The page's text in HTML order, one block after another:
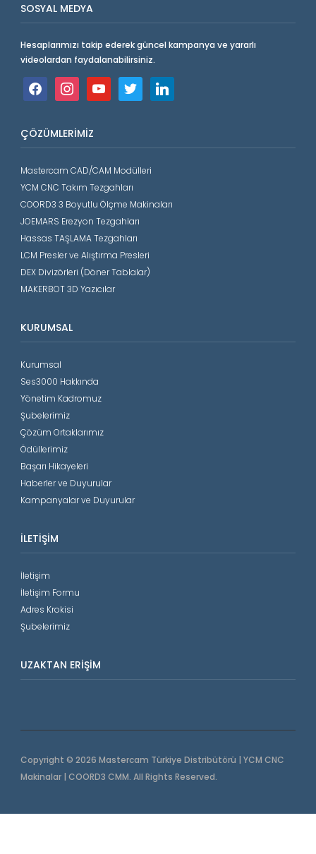
SOSYAL MEDYA
Hesaplarımızı takip ederek güncel kampanya ve yararlı
videolardan faydalanabilirsiniz.
facebookinstagramyoutube twitter linkedin
ÇÖZÜMLERIMIZ
Mastercam CAD/CAM Modülleri
YCM CNC Takım Tezgahları
COORD3 3 Boyutlu Ölçme Makinaları
JOEMARS Erezyon Tezgahları
Hassas TAŞLAMA Tezgahları
LCM Presler ve Alıştırma Presleri
DEX Divizörleri (Döner Tablalar)
MAKERBOT 3D Yazıcılar
KURUMSAL
Kurumsal
Ses3000 Hakkında
Yönetim Kadromuz
Şubelerimiz
Çözüm Ortaklarımız
Ödüllerimiz
Başarı Hikayeleri
Haberler ve Duyurular
Kampanyalar ve Duyurular
İLETIŞIM
İletişim
İletişim Formu
Adres Krokisi
Şubelerimiz
UZAKTAN ERIŞIM
Copyright © 2026 Mastercam Türkiye Distribütörü | YCM CNC
Makinalar | COORD3 CMM. All Rights Reserved.